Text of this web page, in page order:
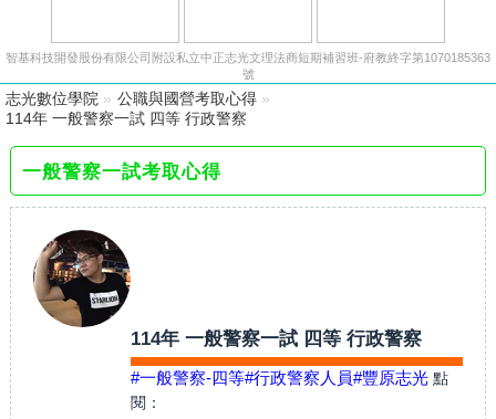
智基科技開發股份有限公司附設私立中正志光文理法商短期補習班-府教終字第1070185363
號
志光數位學院 » 公職與國營考取心得 »
114年 一般警察一試 四等 行政警察
一般警察一試考取心得
114年 一般警察一試 四等 行政警察
#一般警察-四等#行政警察人員#豐原志光 點
閱：